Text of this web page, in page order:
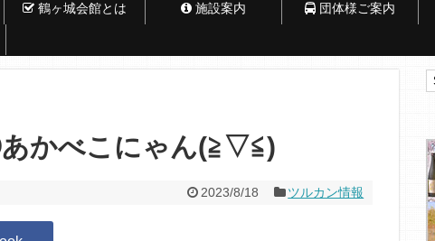
鶴ヶ城会館とは 施設案内 団体様ご案内
かべこにゃん(≧▽≦)
2023/8/18 ツルカン情報